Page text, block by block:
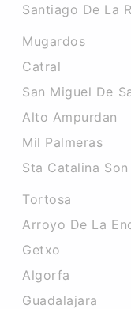
Santiago De La
Mugardos
Catral
San Miguel De
Alto Ampurdan
Mil Palmeras
Sta Catalina
Tortosa
Arroyo De La
Getxo
Algorfa
Guadalajara